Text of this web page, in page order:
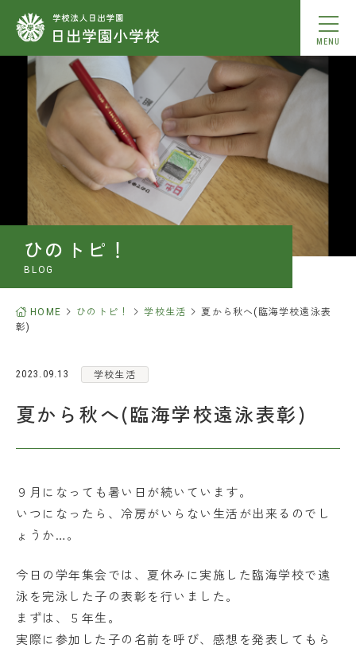
MENU
学校紹介
教育内容
学校生活
入学案内
お知らせ
ひのトピ！
お問い合わせ 資料請求
採用情報
ひのトピ！
BLOG
HOME ひのトピ！ 学校生活
夏から秋へ(臨海学校遠泳表
彰)
2023.09.13 学校生活
夏から秋へ(臨海学校遠泳表彰)
９月になっても暑い日が続いています。
いつになったら、冷房がいらない生活が出来るのでし
ょうか…。
今日の学年集会では、夏休みに実施した臨海学校で遠
泳を完泳した子の表彰を行いました。
まずは、５年生。
実際に参加した子の名前を呼び、感想を発表してもら